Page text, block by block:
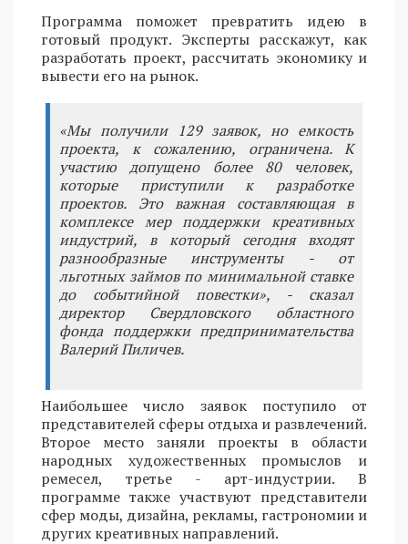
Программа поможет превратить идею в
готовый продукт. Эксперты расскажут, как
разработать проект, рассчитать экономику и
вывести его на рынок.
«Мы получили 129 заявок, но емкость
проекта, к сожалению, ограничена. К
участию допущено более 80 человек,
которые приступили к разработке
проектов. Это важная составляющая в
комплексе мер поддержки креативных
индустрий, в который сегодня входят
разнообразные инструменты - от
льготных займов по минимальной ставке
до событийной повестки», - сказал
директор Свердловского областного
фонда поддержки предпринимательства
Валерий Пиличев.
Наибольшее число заявок поступило от
представителей сферы отдыха и развлечений.
Второе место заняли проекты в области
народных художественных промыслов и
ремесел, третье - арт-индустрии. В
программе также участвуют представители
сфер моды, дизайна, рекламы, гастрономии и
других креативных направлений.